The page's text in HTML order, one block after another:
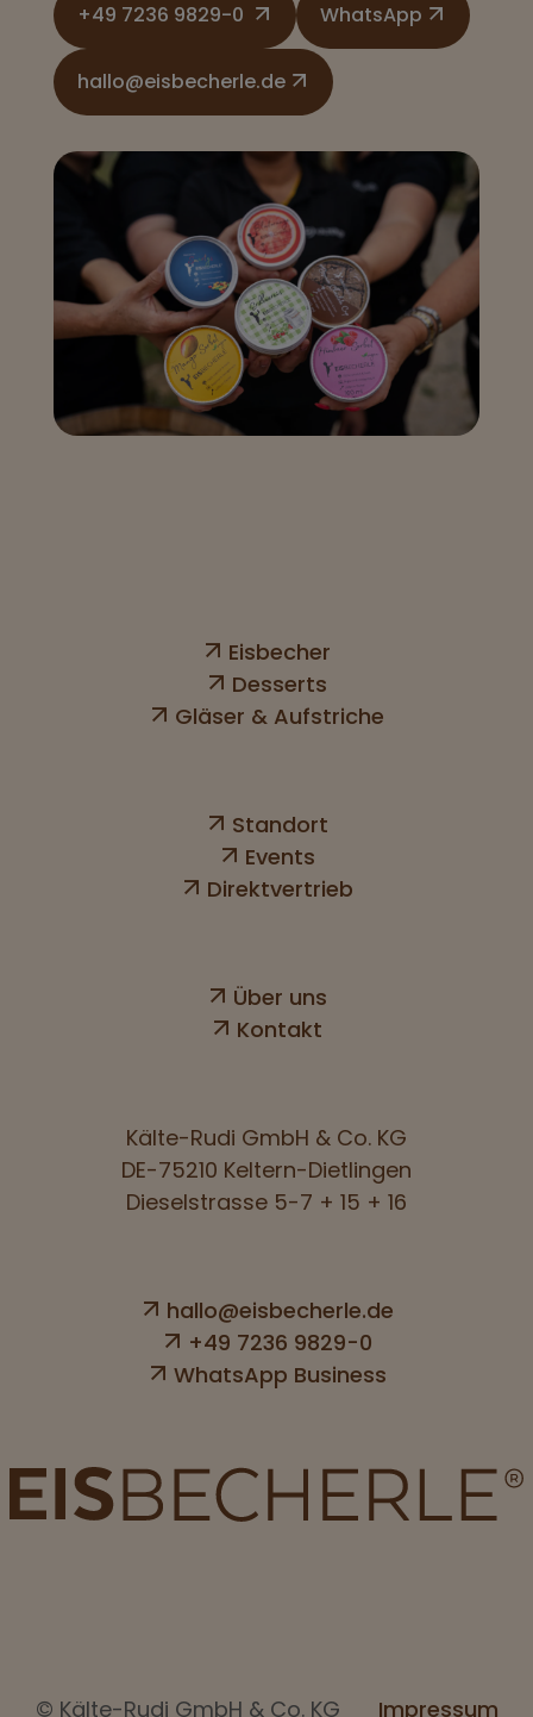
+49 7236 9829-0 WhatsApp
hallo@eisbecherle.de
Eisbecher
Desserts
Gläser & Aufstriche
Standort
Events
Direktvertrieb
Über uns
Kontakt
Kälte-Rudi GmbH & Co. KG
DE-75210 Keltern-Dietlingen
Dieselstrasse 5-7 + 15 + 16
hallo@eisbecherle.de
+49 7236 9829-0
WhatsApp Business
© Kälte-Rudi GmbH & Co. KG Impressum